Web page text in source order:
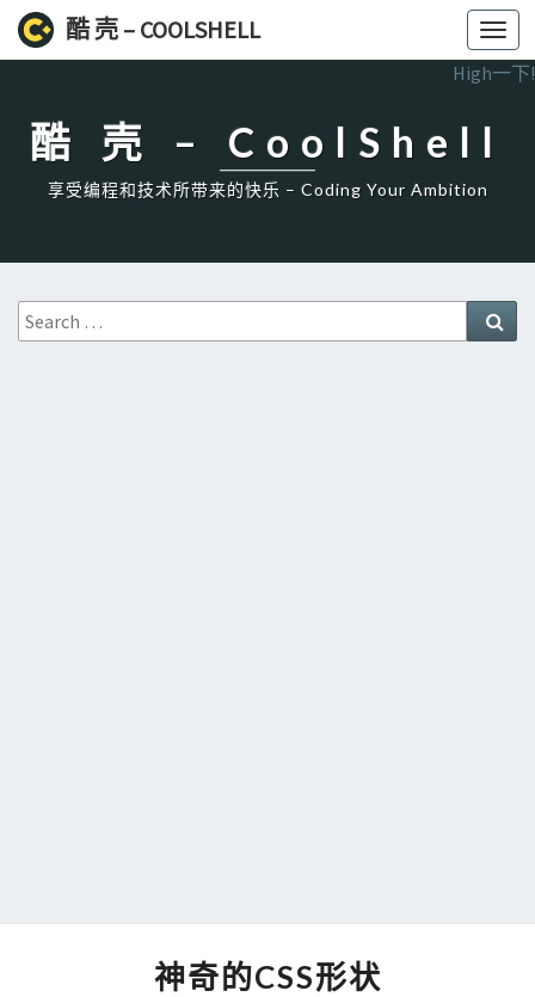
酷 壳 – COOLSHELL
High一下!
酷 壳 – CoolShell
享受编程和技术所带来的快乐 – Coding Your Ambition
Search
for:
奇
神奇的CSS形状